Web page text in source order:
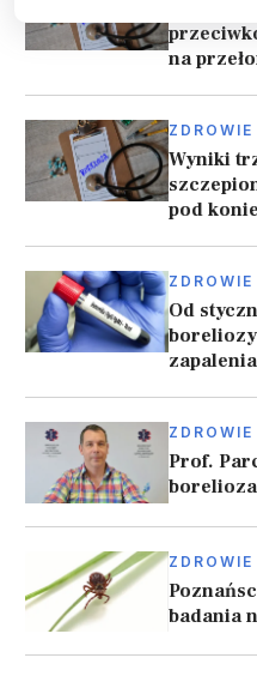
na
ZDROWIE
Wyniki
pod
ZDROWIE
Od
boreliozy
ZDROWIE
Prof.
ZDROWIE
badania